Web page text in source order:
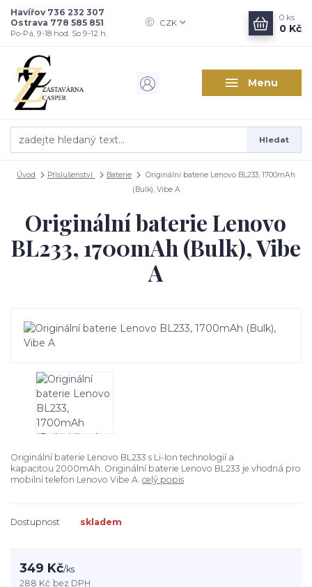
Menu
CZK
Hledat
Havířov 736 232 307
Ostrava 778 585 851
Po-Pá, 9-18 hod. So 9-12 h.
0 ks
0 Kč
Úvod Příslušenství Baterie
Originální baterie Lenovo BL233, 1700mAh
(Bulk), Vibe A
Originální baterie Lenovo
BL233, 1700mAh (Bulk), Vibe
A
Originální baterie Lenovo BL233 s Li-Ion technologií a
kapacitou 2000mAh. Originální baterie Lenovo BL233 je vhodná pro
mobilní telefon Lenovo Vibe A. celý popis
Dostupnost skladem
349 Kč/ks
288 Kč bez DPH